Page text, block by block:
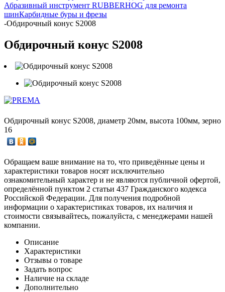
Абразивный инструмент RUBBERHOG для ремонта
шинКарбидные буры и фрезы
-Обдирочный конус S2008
Обдирочный конус S2008
Обдирочный конус S2008, диаметр 20мм, высота 100мм, зерно
16
Обращаем ваше внимание на то, что приведённые цены и
характеристики товаров носят исключительно
ознакомительный характер и не являются публичной офертой,
определённой пунктом 2 статьи 437 Гражданского кодекса
Российской Федерации. Для получения подробной
информации о характеристиках товаров, их наличия и
стоимости связывайтесь, пожалуйста, с менеджерами нашей
компании.
Описание
Характеристики
Отзывы о товаре
Задать вопрос
Наличие на складе
Дополнительно